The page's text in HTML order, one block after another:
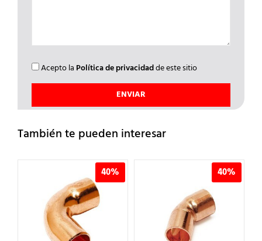
Acepto la Política de privacidadde este sitio
También te pueden interesar